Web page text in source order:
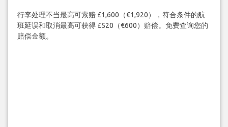
行李处理不当最高可索赔 £1,600（€1,920），符合条件的航
班延误和取消最高可获得 £520（€600）赔偿。免费查询您的
赔偿金额。